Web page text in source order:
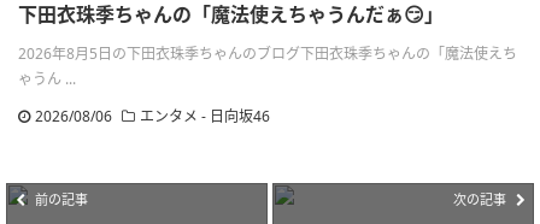
下田衣珠季ちゃんの「魔法使えちゃうんだぁ😏」
2026年8月5日の下田衣珠季ちゃんのブログ下田衣珠季ちゃんの「魔法使えち
ゃうん ...
2026/08/06
エンタメ - 日向坂46
前の記事 次の記事